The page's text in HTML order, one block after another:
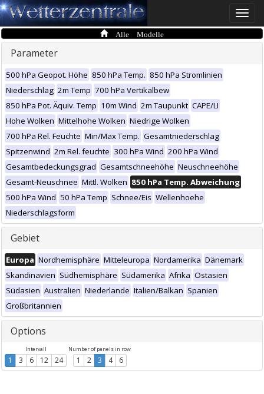
Toggle
Alle Modelle
Parameter
500 hPa Geopot. Höhe 850 hPa Temp. 850 hPa Stromlinien
Niederschlag 2m Temp 700 hPa Vertikalbew
850 hPa Pot. Äquiv. Temp 10m Wind 2m Taupunkt CAPE/LI
Hohe Wolken Mittelhohe Wolken Niedrige Wolken
700 hPa Rel. Feuchte Min/Max Temp. Gesamtniederschlag
Spitzenwind 2m Rel. feuchte 300 hPa Wind 200 hPa Wind
Gesamtbedeckungsgrad Gesamtschneehöhe Neuschneehöhe
Gesamt-Neuschnee Mittl. Wolken 850 hPa Temp. Abweichung
500 hPa Wind 50 hPa Temp Schnee/Eis Wellenhoehe
Niederschlagsform
Gebiet
Europa Nordhemisphäre Mitteleuropa Nordamerika Dänemark
Skandinavien Südhemisphäre Südamerika Afrika Ostasien
Südasien Australien Niederlande Italien/Balkan Spanien
Großbritannien
Options
Intervall
1 3 6 12 24
Number of panels in row
1 2 3 4 6